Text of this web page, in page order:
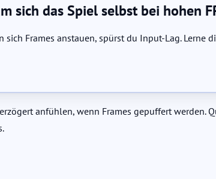
sich das Spiel selbst bei hohen
sich Frames anstauen, spürst du Input-Lag.
anfühlen, wenn Frames gepuffert